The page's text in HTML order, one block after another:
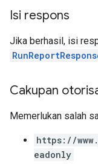
Isi respons
Jika berhasil, isi
Cakupan
Memerlukan salah
https://
eadonly